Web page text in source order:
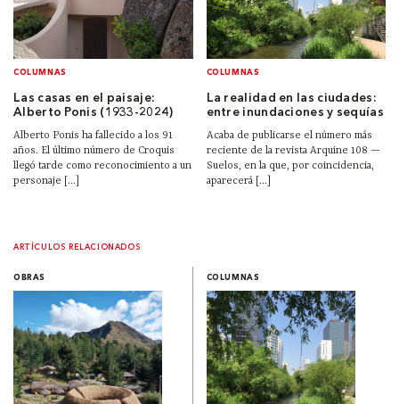
COLUMNAS
Las casas en el paisaje:
Alberto Ponis (1933-2024)
Alberto Ponis ha fallecido a los 91
años. El último número de Croquis
llegó tarde como reconocimiento a un
personaje [...]
COLUMNAS
La realidad en las ciudades:
entre inundaciones y sequías
Acaba de publicarse el número más
reciente de la revista Arquine 108 —
Suelos, en la que, por coincidencia,
aparecerá [...]
ARTÍCULOS RELACIONADOS
OBRAS COLUMNAS